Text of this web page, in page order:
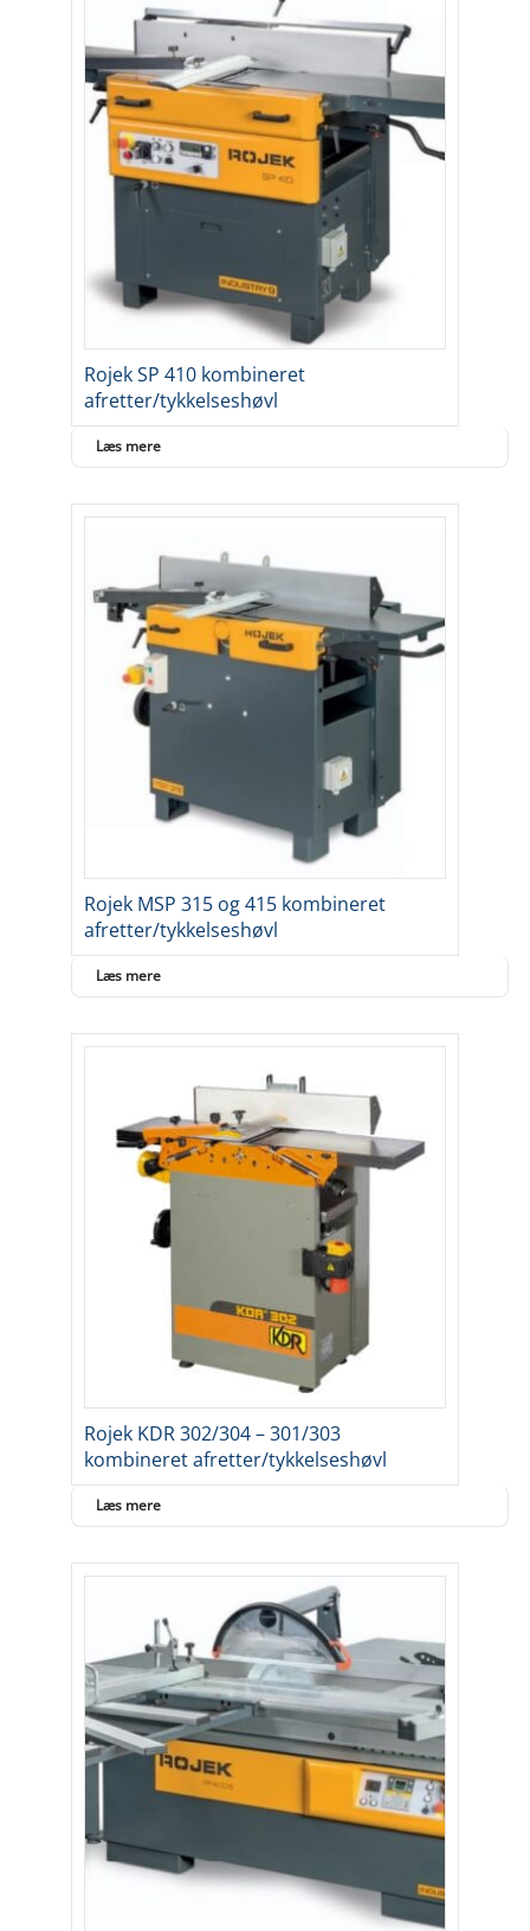
Rojek SP 410 kombineret
afretter/tykkelseshøvl
Læs mere
Rojek MSP 315 og 415 kombineret
afretter/tykkelseshøvl
Læs mere
Rojek KDR 302/304 – 301/303
kombineret afretter/tykkelseshøvl
Læs mere